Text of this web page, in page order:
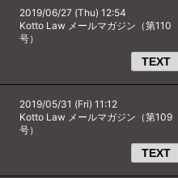
2019/06/27 (Thu) 12:54
Kotto Law メールマガジン（第110
号）
TEXT
2019/05/31 (Fri) 11:12
Kotto Law メールマガジン（第109
号）
TEXT